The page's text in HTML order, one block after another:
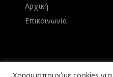
Αρχική
Επικοινωνία
Χρησιμοποιούμε cookies